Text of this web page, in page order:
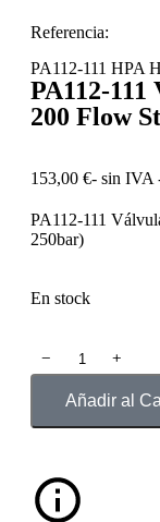
Referencia:
PA112-111 HPA
PA112-
200 Flow
153,00 €- sin IVA
PA112-111
250bar)
En stock
﹣ ﹢
Añadir al